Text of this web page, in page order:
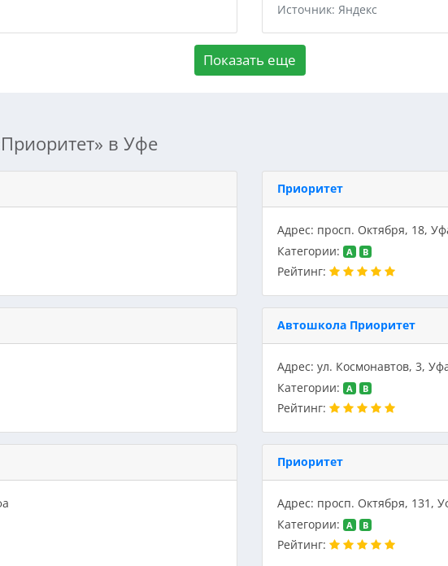
Источник: Яндекс
Показать еще
в Уфе
Приоритет
Адрес: просп. Октября, 18,
Категории:
A B
Рейтинг:
Автошкола Приоритет
Адрес: ул. Космонавтов, 3,
Категории:
A B
Рейтинг:
Приоритет
Адрес: просп. Октября, 131,
Категории:
A B
Рейтинг: